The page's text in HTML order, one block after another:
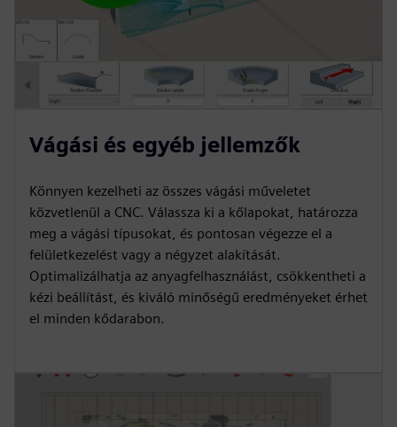
Vágási és egyéb jellemzők
Könnyen kezelheti az összes vágási műveletet
közvetlenül a CNC. Válassza ki a kőlapokat, határozza
meg a vágási típusokat, és pontosan végezze el a
felületkezelést vagy a négyzet alakítását.
Optimalizálhatja az anyagfelhasználást, csökkentheti a
kézi beállítást, és kiváló minőségű eredményeket érhet
el minden kődarabon.